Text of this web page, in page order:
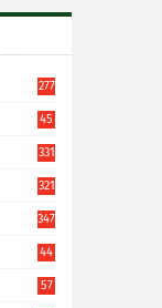
277
45
331
321
347
44
57